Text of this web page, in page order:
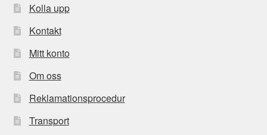
Kolla upp
Kontakt
Mitt konto
Om oss
Reklamationsprocedur
Transport